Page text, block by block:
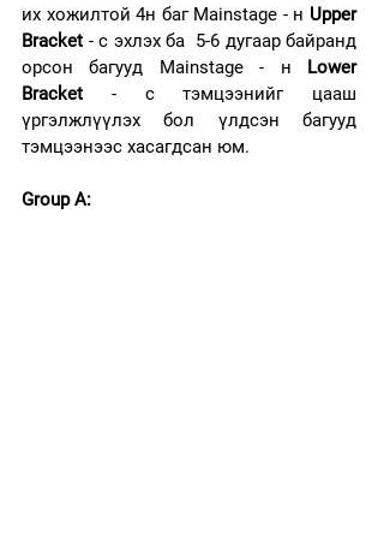
их хожилтой 4н баг Mainstage - н Upper
Bracket - с эхлэх ба  5-6 дугаар байранд
орсон багууд Mainstage - н Lower
Bracket - с тэмцээнийг цааш
үргэлжлүүлэх бол үлдсэн багууд
тэмцээнээс хасагдсан юм.
Group A: